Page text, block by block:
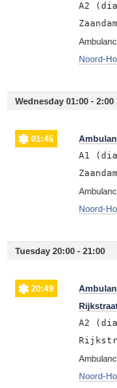
A2
Zaandam
Noord-
Wednesday 01:00 - 2:00
01:45
A1
Zaandam
Noord-
Tuesday 20:00 - 21:00
20:49
A2
Noord-